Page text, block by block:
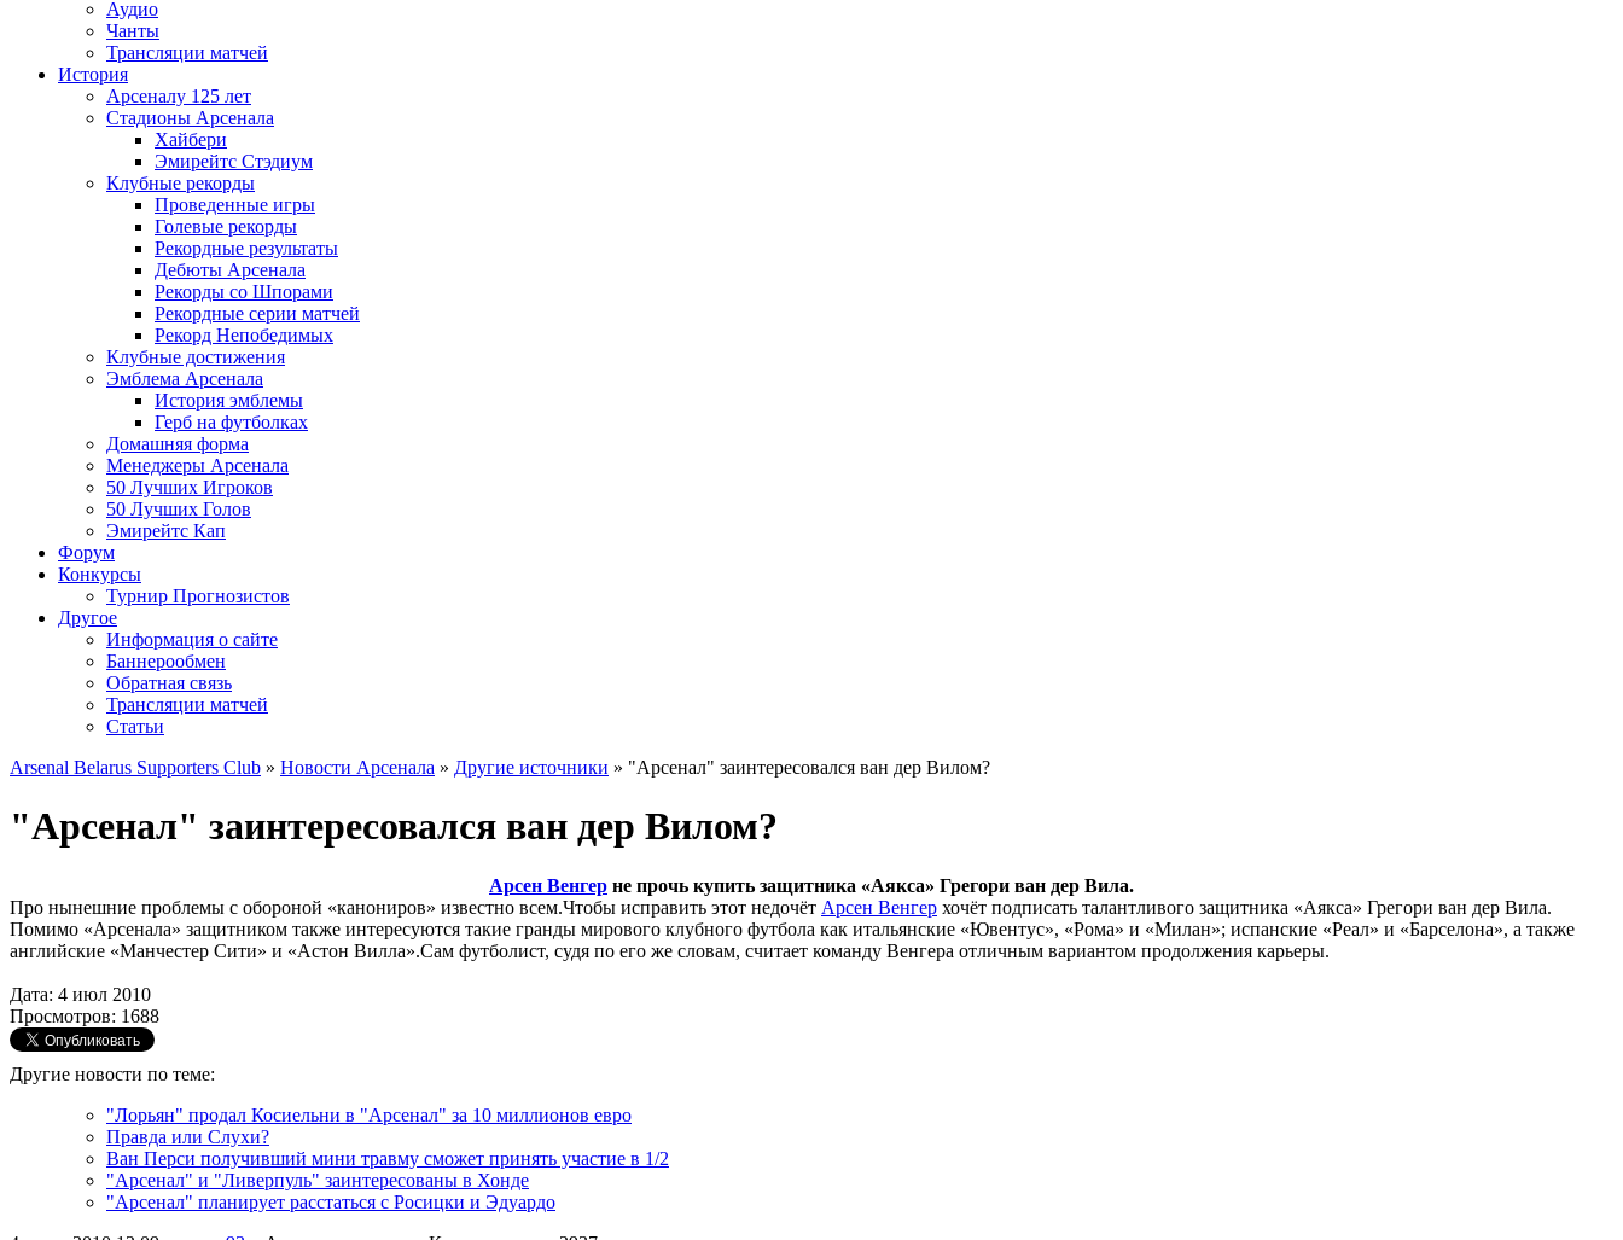
Аудио
Чанты
Трансляции матчей
История
Арсеналу 125 лет
Стадионы Арсенала
Хайбери
Эмирейтс Стэдиум
Клубные рекорды
Проведенные игры
Голевые рекорды
Рекордные результаты
Дебюты Арсенала
Рекорды со Шпорами
Рекордные серии матчей
Рекорд Непобедимых
Клубные достижения
Эмблема Арсенала
История эмблемы
Герб на футболках
Домашняя форма
Менеджеры Арсенала
50 Лучших Игроков
50 Лучших Голов
Эмирейтс Кап
Форум
Конкурсы
Турнир Прогнозистов
Другое
Информация о сайте
Баннерообмен
Обратная связь
Трансляции матчей
Статьи
Arsenal Belarus Supporters Club » Новости Арсенала » Другие источники » "Арсенал" заинтересовался ван дер Вилом?
"Арсенал" заинтересовался ван дер Вилом?
Арсен Венгер не прочь купить защитника «Аякса» Грегори ван дер Вила.
Про нынешние проблемы с обороной «канониров» известно всем.Чтобы исправить этот недочёт Арсен Венгер хочёт подписать талантливого защитника «Аякса» Грегори ван дер Вила.
Помимо «Арсенала» защитником также интересуются такие гранды мирового клубного футбола как итальянские «Ювентус», «Рома» и «Милан»; испанские «Реал» и «Барселона», а также
английские «Манчестер Сити» и «Астон Вилла».Сам футболист, судя по его же словам, считает команду Венгера отличным вариантом продолжения карьеры.
Дата: 4 июл 2010
Просмотров: 1688
Другие новости по теме:
"Лорьян" продал Косиельни в "Арсенал" за 10 миллионов евро
Правда или Слухи?
Ван Перси получивший мини травму сможет принять участие в 1/2
"Арсенал" и "Ливерпуль" заинтересованы в Хонде
"Арсенал" планирует расстаться с Росицки и Эдуардо